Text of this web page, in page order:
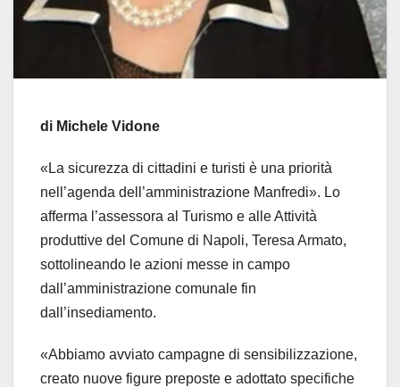
di Michele Vidone
«La sicurezza di cittadini e turisti è una priorità
nell’agenda dell’amministrazione Manfredi». Lo
afferma l’assessora al Turismo e alle Attività
produttive del Comune di Napoli, Teresa Armato,
sottolineando le azioni messe in campo
dall’amministrazione comunale fin
dall’insediamento.
«Abbiamo avviato campagne di sensibilizzazione,
creato nuove figure preposte e adottato specifiche